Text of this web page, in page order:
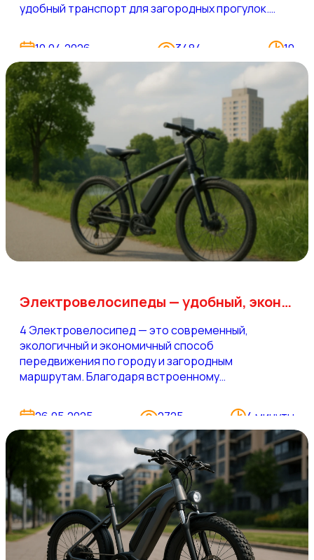
удобный транспорт для загородных прогулок.
компактное решение для поездок на работу,
путешествий по грунтовым дорогам.
Разбираемся, какой электровелосипед лучше
выбрать, на какие характеристики обращать
внимание и чем городские модели отличаются от
внедорожных.
10.04.2026 3484 10
Электровелосипеды — удобный, экономичный транспорт для города и природы
4 Электровелосипед — это современный,
экологичный и экономичный способ
передвижения по городу и загородным
маршрутам. Благодаря встроенному
пробки и длинные расстояния — без усталости и
купить электровелосипед с удобной рассрочкой,
гарантией и сервисной поддержкой.
26.05.2025 2725 4 минуты